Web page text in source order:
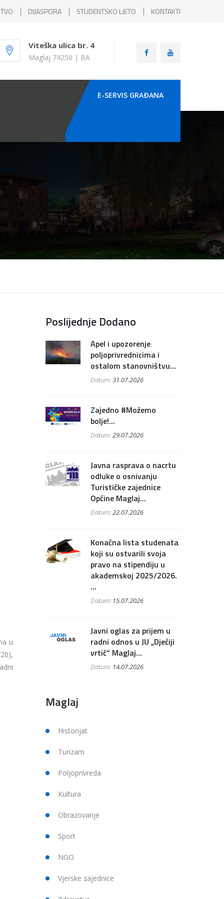
DIJASPORA STUDENTSKO LJETO KONTAKTI
Viteška ulica br. 4
Maglaj 74250 | BA
E-SERVIS GRAÐANA
u
Poslijednje Dodano
Apel i upozorenje
poljoprivrednicima i
ostalom stanovništvu...
Datum:31.07.2026
Zajedno #Možemo
bolje!...
Datum:29.07.2026
Javna rasprava o nacrtu
odluke o osnivanju
Turističke zajednice
Općine Maglaj...
Datum:22.07.2026
Konačna lista studenata
koji su ostvarili svoja
pravo na stipendiju u
akademskoj 2025/2026.
...
Datum: 15.07.2026
Javni oglas za prijem u
radni odnos u JU „Dječiji
vrtić“ Maglaj...
Datum: 14.07.2026
Maglaj
Historijat
Turizam
Poljoprivreda
Kultura
Obrazovanje
Sport
NGO
Vjerske zajednice